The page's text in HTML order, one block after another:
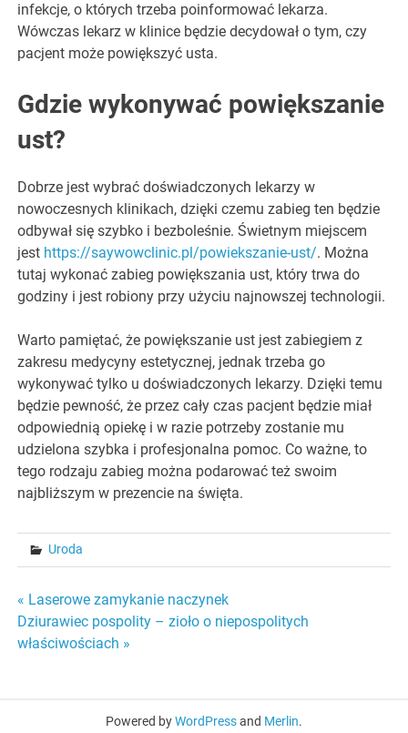
infekcje, o których trzeba poinformować lekarza.
Wówczas lekarz w klinice będzie decydował o tym, czy
pacjent może powiększyć usta.
Gdzie wykonywać powiększanie
ust?
Dobrze jest wybrać doświadczonych lekarzy w
nowoczesnych klinikach, dzięki czemu zabieg ten będzie
odbywał się szybko i bezboleśnie. Świetnym miejscem
jest https://saywowclinic.pl/powiekszanie-ust/. Można
tutaj wykonać zabieg powiększania ust, który trwa do
godziny i jest robiony przy użyciu najnowszej technologii.
Warto pamiętać, że powiększanie ust jest zabiegiem z
zakresu medycyny estetycznej, jednak trzeba go
wykonywać tylko u doświadczonych lekarzy. Dzięki temu
będzie pewność, że przez cały czas pacjent będzie miał
odpowiednią opiekę i w razie potrzeby zostanie mu
udzielona szybka i profesjonalna pomoc. Co ważne, to
tego rodzaju zabieg można podarować też swoim
najbliższym w prezencie na święta.
Uroda
Nawigacja
wpisu
« Laserowe zamykanie naczynek
Dziurawiec pospolity – zioło o niepospolitych
właściwościach »
Powered byWordPressand Merlin.